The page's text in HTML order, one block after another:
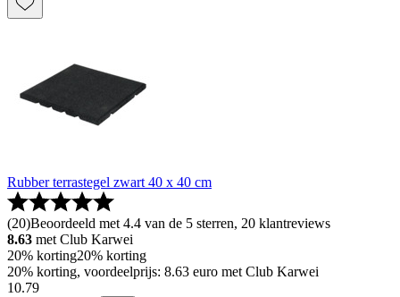
Rubber terrastegel zwart 40 x 40 cm
(20)Beoordeeld met 4.4 van de 5 sterren, 20 klantreviews
8.63 met Club Karwei
20% korting20% korting
20% korting, voordeelprijs: 8.63 euro met Club Karwei
10.79